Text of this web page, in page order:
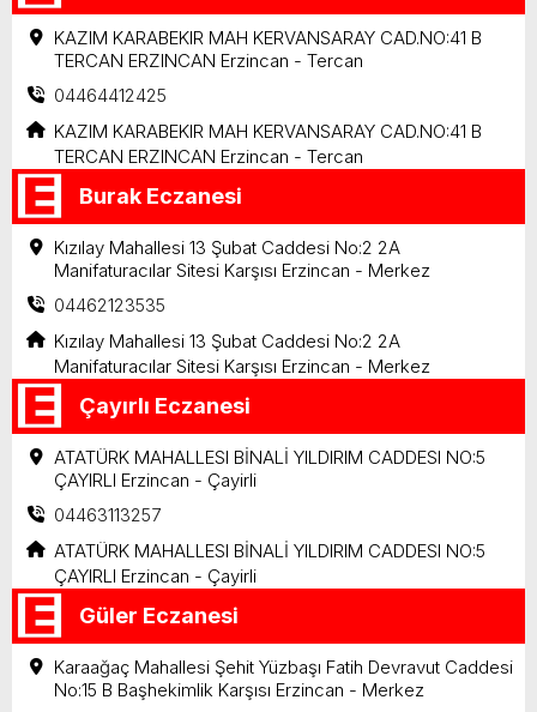
KAZIM KARABEKIR MAH KERVANSARAY CAD.NO:41 B
TERCAN ERZINCAN Erzincan - Tercan
04464412425
KAZIM KARABEKIR MAH KERVANSARAY CAD.NO:41 B
TERCAN ERZINCAN Erzincan - Tercan
Burak Eczanesi
Kızılay Mahallesi 13 Şubat Caddesi No:2 2A
Manifaturacılar Sitesi Karşısı Erzincan - Merkez
04462123535
Kızılay Mahallesi 13 Şubat Caddesi No:2 2A
Manifaturacılar Sitesi Karşısı Erzincan - Merkez
Çayırlı Eczanesi
ATATÜRK MAHALLESI BİNALİ YILDIRIM CADDESI NO:5
ÇAYIRLI Erzincan - Çayirli
04463113257
ATATÜRK MAHALLESI BİNALİ YILDIRIM CADDESI NO:5
ÇAYIRLI Erzincan - Çayirli
Güler Eczanesi
Karaağaç Mahallesi Şehit Yüzbaşı Fatih Devravut Caddesi
No:15 B Başhekimlik Karşısı Erzincan - Merkez